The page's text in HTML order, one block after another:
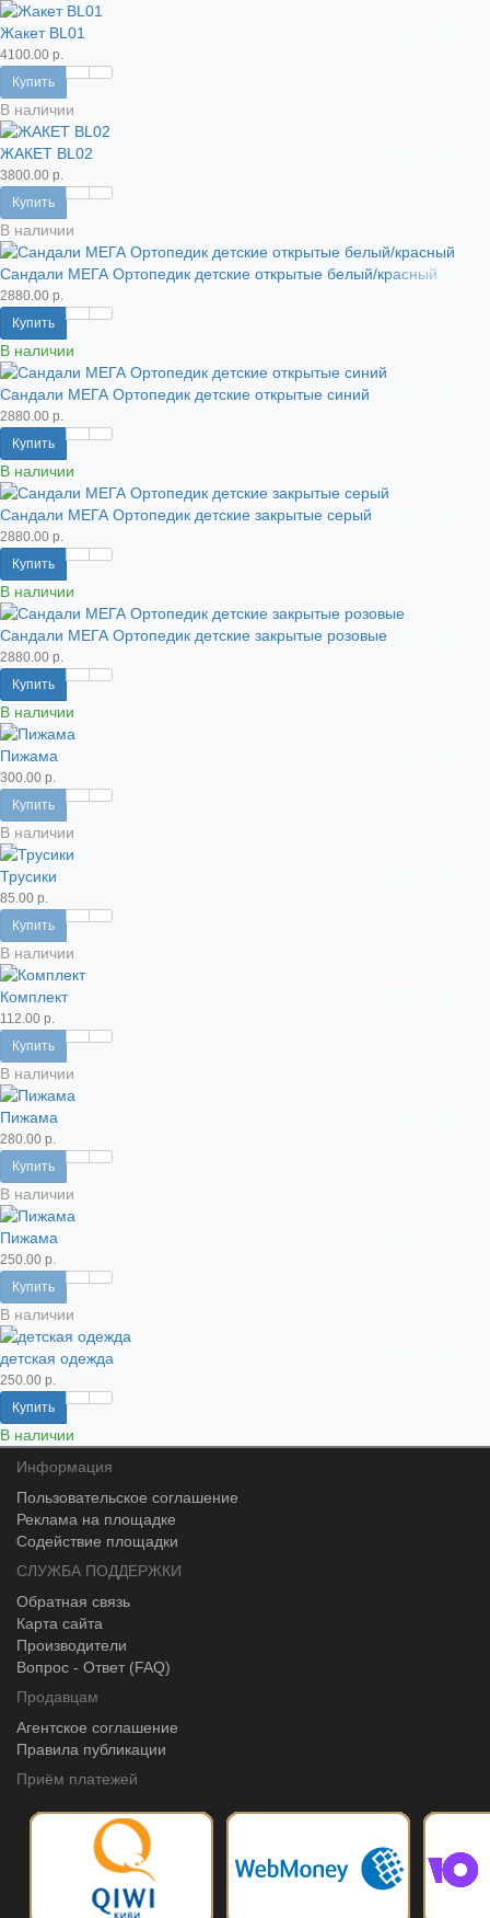
Жакет BL01
4100.00 р.
Купить
В наличии
ЖАКЕТ BL02
3800.00 р.
Купить
В наличии
Сандали МЕГА Ортопедик детские открытые белый/красный
2880.00 р.
Купить
В наличии
Сандали МЕГА Ортопедик детские открытые синий
2880.00 р.
Купить
В наличии
Сандали МЕГА Ортопедик детские закрытые серый
2880.00 р.
Купить
В наличии
Сандали МЕГА Ортопедик детские закрытые розовые
2880.00 р.
Купить
В наличии
Пижама
300.00 р.
Купить
В наличии
Трусики
85.00 р.
Купить
В наличии
Комплект
112.00 р.
Купить
В наличии
Пижама
280.00 р.
Купить
В наличии
Пижама
250.00 р.
Купить
В наличии
детская одежда
250.00 р.
Купить
В наличии
Информация
Пользовательское соглашение
Реклама на площадке
Содействие площадки
СЛУЖБА ПОДДЕРЖКИ
Обратная связь
Карта сайта
Производители
Вопрос - Ответ (FAQ)
Продавцам
Агентское соглашение
Правила публикации
Приём платежей